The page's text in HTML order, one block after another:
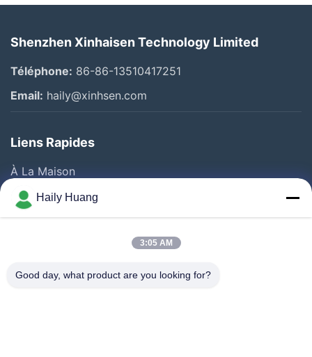
Shenzhen Xinhaisen Technology Limited
Téléphone: 86-86-13510417251
Email: haily@xinhsen.com
Liens Rapides
À La Maison
Produits
Vidéos
Visite D'usine
Haily Huang
3:05 AM
Good day, what product are you looking for?